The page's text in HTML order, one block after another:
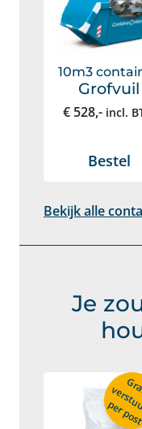
10m3
Grofvuil
€528,- incl.
Bestel
Bekijk alle
Je
per